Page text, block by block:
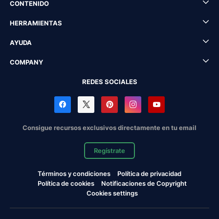
CONTENIDO
HERRAMIENTAS
AYUDA
COMPANY
REDES SOCIALES
Consigue recursos exclusivos directamente en tu email
Regístrate
Términos y condiciones
Política de privacidad
Política de cookies
Notificaciones de Copyright
Cookies settings